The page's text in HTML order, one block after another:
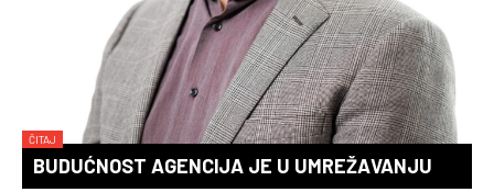
ČITAJ
BUDUĆNOST AGENCIJA JE U UMREŽAVANJU